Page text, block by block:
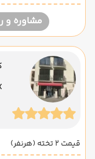
مشاوره و
قیمت 2 تخته (هرنفر)